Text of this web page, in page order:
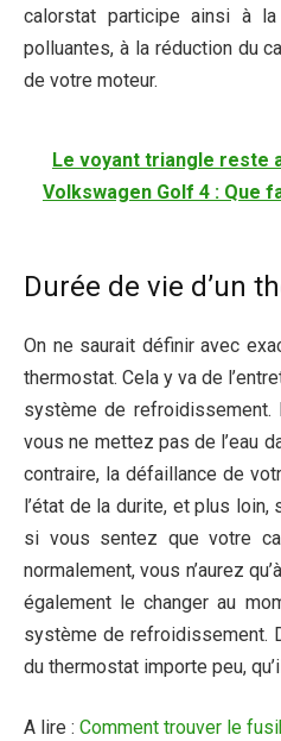
calorstat participe ainsi à
polluantes, à la réduction du
de votre moteur.
Le voyant triangle reste
Volkswagen Golf 4 : Que
Durée de vie d’un
On ne saurait définir avec
thermostat. Cela y va de
système de
vous ne mettez pas de l’eau
contraire, la défaillance de
l’état de la durite, et plus loin,
si vous sentez que votre
normalement, vous n’aurez
également le changer au
système de refroidissement.
du thermostat importe peu,
A lire : Comment trouver le